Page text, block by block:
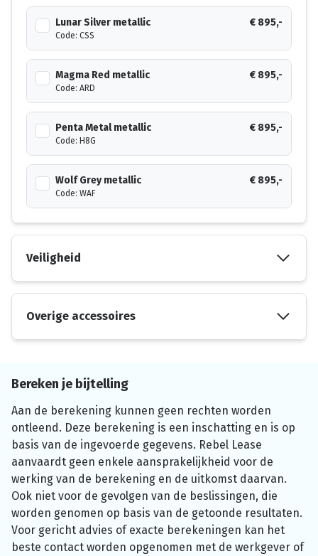
Lunar Silver metallic
Code: CSS
€ 895,-
Magma Red metallic
Code: ARD
€ 895,-
Penta Metal metallic
Code: H8G
€ 895,-
Wolf Grey metallic
Code: WAF
€ 895,-
Veiligheid
Overige accessoires
Bereken je bijtelling
Aan de berekening kunnen geen rechten worden
ontleend. Deze berekening is een inschatting en is op
basis van de ingevoerde gegevens. Rebel Lease
aanvaardt geen enkele aansprakelijkheid voor de
werking van de berekening en de uitkomst daarvan.
Ook niet voor de gevolgen van de beslissingen, die
worden genomen op basis van de getoonde resultaten.
Voor gericht advies of exacte berekeningen kan het
beste contact worden opgenomen met de werkgever of